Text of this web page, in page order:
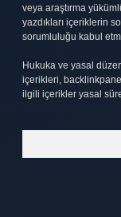
veya araştırma
yazdıkları içeriklerin
sorumluluğu kabul
Hukuka ve yasal
içerikleri,
ilgili içerikler yasal